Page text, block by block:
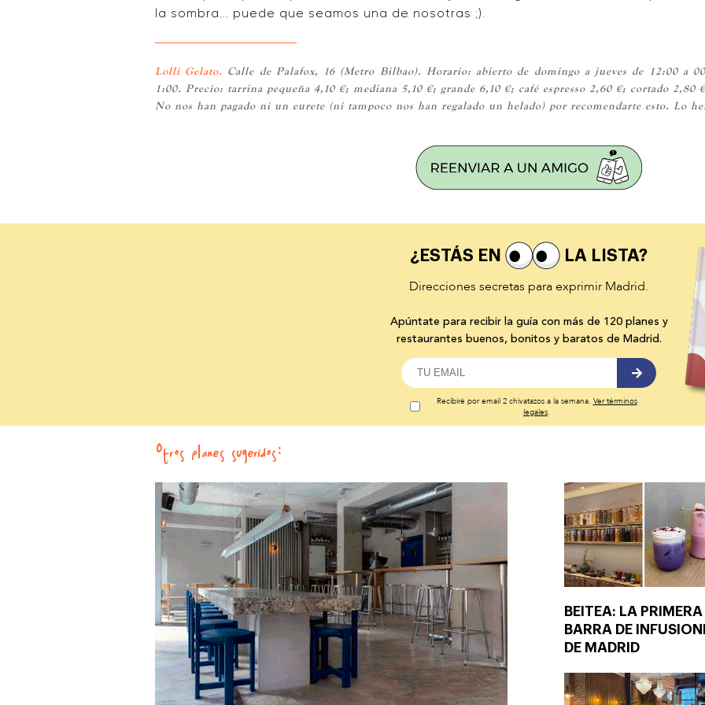
la sombra... puede que seamos una de nosotras ;).
Lolli Gelato. Calle de Palafox, 16 (Metro Bilbao). Horario: abierto de domingo a jueves de 12:00 a
1:00. Precio: tarrina pequeña 4,10 €; mediana 5,10 €; grande 6,10 €; café espresso 2,60 €; cortado
No nos han pagado ni un eurete (ni tampoco nos han regalado un helado) por recomendarte esto. Lo
¿ESTÁS EN
LA LISTA?
Direcciones secretas para exprimir Madrid.
Apúntate para recibir la guía con más de 120 planes y
restaurantes buenos, bonitos y baratos de Madrid.
Recibiré por email 2 chivatazos a la semana. Ver términos
legales.
Otros planes sugeridos:
BEITEA: LA PRIMERA
BARRA DE
DE MADRID